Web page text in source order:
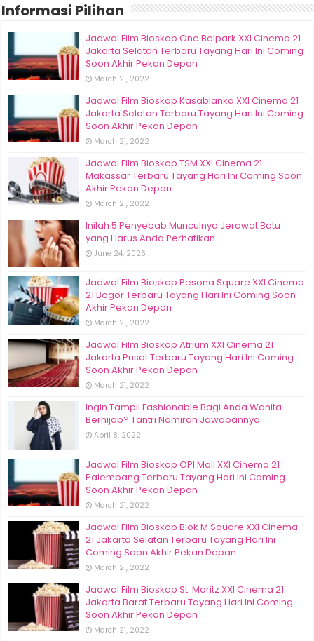
Informasi Pilihan
Jadwal Film Bioskop One Belpark XXI Cinema 21
Jakarta Selatan Terbaru Tayang Hari Ini Coming
Soon Akhir Pekan Depan
March 21, 2022
Jadwal Film Bioskop Kasablanka XXI Cinema 21
Jakarta Selatan Terbaru Tayang Hari Ini Coming
Soon Akhir Pekan Depan
March 21, 2022
Jadwal Film Bioskop TSM XXI Cinema 21
Makassar Terbaru Tayang Hari Ini Coming Soon
Akhir Pekan Depan
March 21, 2022
Inilah 5 Penyebab Munculnya Jerawat Batu
yang Harus Anda Perhatikan
June 24, 2026
Jadwal Film Bioskop Pesona Square XXI Cinema
21 Bogor Terbaru Tayang Hari Ini Coming Soon
Akhir Pekan Depan
March 21, 2022
Jadwal Film Bioskop Atrium XXI Cinema 21
Jakarta Pusat Terbaru Tayang Hari Ini Coming
Soon Akhir Pekan Depan
March 21, 2022
Ingin Tampil Fashionable Bagi Anda Wanita
Berhijab? Tantri Namirah Jawabannya
April 8, 2022
Jadwal Film Bioskop OPI Mall XXI Cinema 21
Palembang Terbaru Tayang Hari Ini Coming
Soon Akhir Pekan Depan
March 21, 2022
Jadwal Film Bioskop Blok M Square XXI Cinema
21 Jakarta Selatan Terbaru Tayang Hari Ini
Coming Soon Akhir Pekan Depan
March 21, 2022
Jadwal Film Bioskop St. Moritz XXI Cinema 21
Jakarta Barat Terbaru Tayang Hari Ini Coming
Soon Akhir Pekan Depan
March 21, 2022